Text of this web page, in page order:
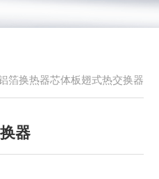
箔换热器芯体板翅式热交换器
器